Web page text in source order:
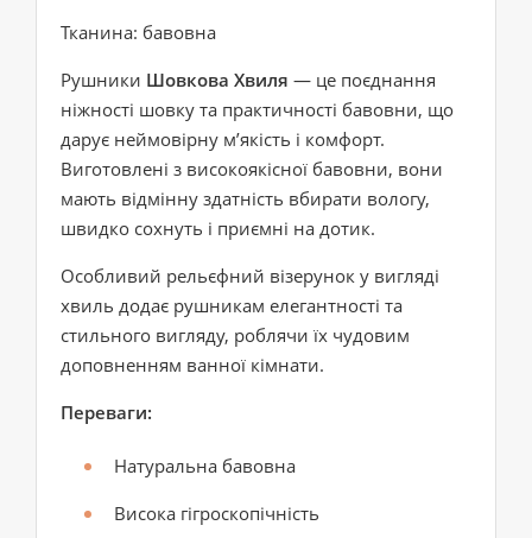
Тканина: бавовна
Рушники Шовкова Хвиля — це поєднання
ніжності шовку та практичності бавовни, що
дарує неймовірну м’якість і комфорт.
Виготовлені з високоякісної бавовни, вони
мають відмінну здатність вбирати вологу,
швидко сохнуть і приємні на дотик.
Особливий рельєфний візерунок у вигляді
хвиль додає рушникам елегантності та
стильного вигляду, роблячи їх чудовим
доповненням ванної кімнати.
Переваги:
Натуральна бавовна
Висока гігроскопічність